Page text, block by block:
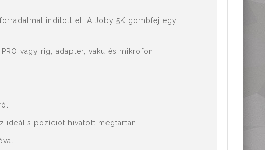
indított el. A Joby 5K gömbfej egy
vagy rig, adapter, vaku és mikrofon
ideális pozíciót hivatott megtartani.